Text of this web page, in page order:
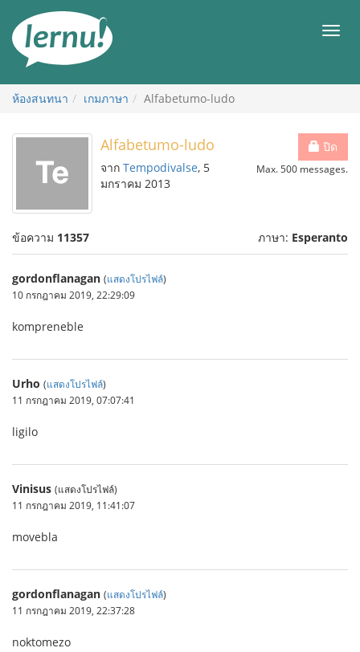
สารบัญ
เมนู
ห้องสนทนา เกมภาษา Alfabetumo-ludo
ปิด
Max. 500 messages.
Alfabetumo-ludo
จาก Tempodivalse, 5
มกราคม 2013
ข้อความ 11357 ภาษา: Esperanto
gordonflanagan (แสดงโปรไฟล์)
10 กรกฎาคม 2019, 22:29:09
kompreneble
Urho (แสดงโปรไฟล์)
11 กรกฎาคม 2019, 07:07:41
ligilo
Vinisus (แสดงโปรไฟล์)
11 กรกฎาคม 2019, 11:41:07
movebla
gordonflanagan (แสดงโปรไฟล์)
11 กรกฎาคม 2019, 22:37:28
noktomezo